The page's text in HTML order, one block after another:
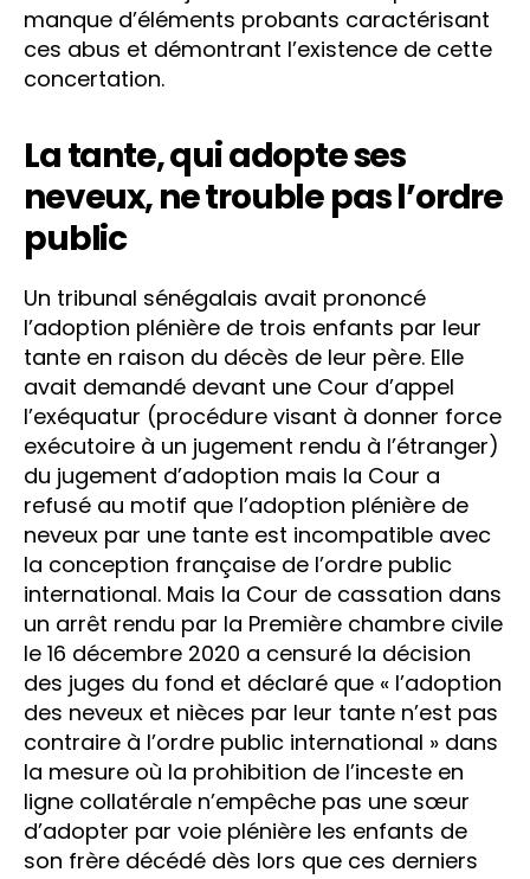
manque d’éléments probants caractérisant
ces abus et démontrant l’existence de cette
concertation.
La tante, qui adopte ses
neveux, ne trouble pas l’ordre
public
Un tribunal sénégalais avait prononcé
l’adoption plénière de trois enfants par leur
tante en raison du décès de leur père. Elle
avait demandé devant une Cour d’appel
l’exéquatur (procédure visant à donner force
exécutoire à un jugement rendu à l’étranger)
du jugement d’adoption mais la Cour a
refusé au motif que l’adoption plénière de
neveux par une tante est incompatible avec
la conception française de l’ordre public
international. Mais la Cour de cassation dans
un arrêt rendu par la Première chambre civile
le 16 décembre 2020 a censuré la décision
des juges du fond et déclaré que « l’adoption
des neveux et nièces par leur tante n’est pas
contraire à l’ordre public international » dans
la mesure où la prohibition de l’inceste en
ligne collatérale n’empêche pas une sœur
d’adopter par voie plénière les enfants de
son frère décédé dès lors que ces derniers